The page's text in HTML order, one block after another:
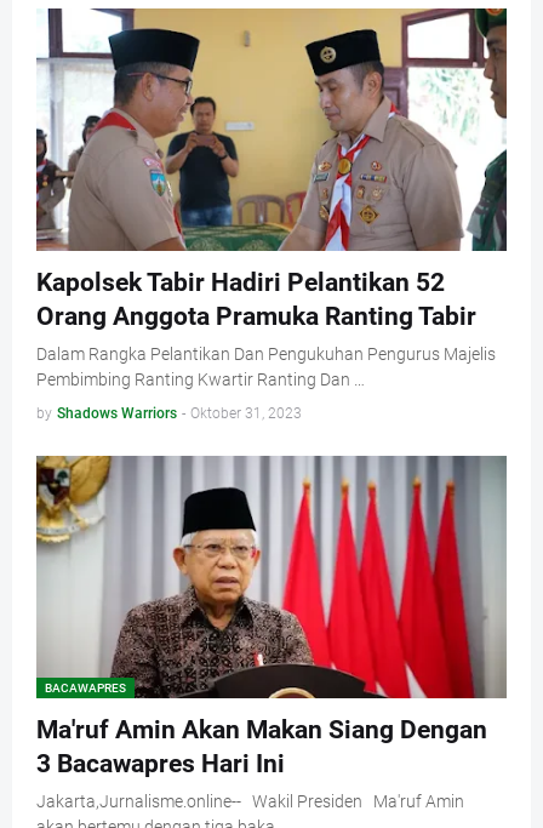
Kapolsek Tabir Hadiri Pelantikan 52
Orang Anggota Pramuka Ranting Tabir
Dalam Rangka Pelantikan Dan Pengukuhan Pengurus Majelis
Pembimbing Ranting Kwartir Ranting Dan …
by Shadows Warriors - Oktober 31, 2023
BACAWAPRES
Ma'ruf Amin Akan Makan Siang Dengan
3 Bacawapres Hari Ini
Jakarta,Jurnalisme.online-- Wakil Presiden Ma'ruf Amin